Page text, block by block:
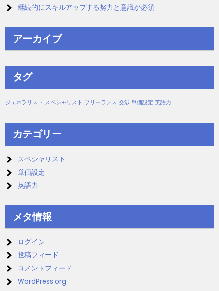
継続的にスキルアップする努力と意識が必須
アーカイブ
タグ
ジェネラリスト スペシャリスト フリーランス 交渉 単価設定 英語力
カテゴリー
スペシャリスト
単価設定
英語力
メタ情報
ログイン
投稿フィード
コメントフィード
WordPress.org